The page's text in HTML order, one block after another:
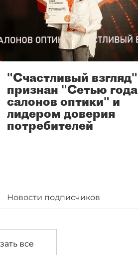
"Счастливый взгляд"
признан "Сетью года
салонов оптики" и
лидером доверия
потребителей
Новости подписчиков
все